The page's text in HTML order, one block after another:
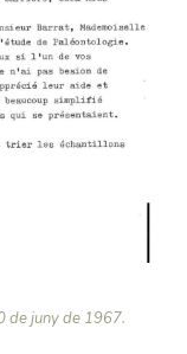
de juny de 1967.